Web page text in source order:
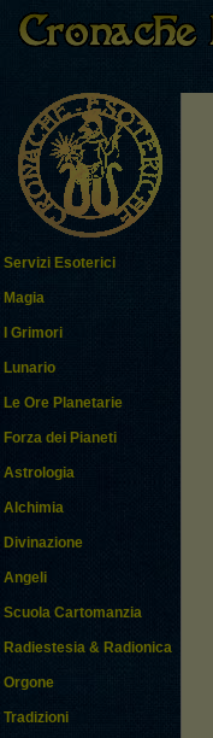
Servizi Esoterici
Magia
I Grimori
Lunario
Le Ore Planetarie
Forza dei Pianeti
Astrologia
Alchimia
Divinazione
Angeli
Scuola Cartomanzia
Radiestesia & Radionica
Orgone
Tradizioni